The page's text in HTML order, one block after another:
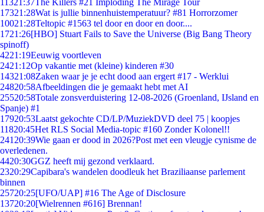
11321:37The Killers #21 Imploding The Mirage Tour
17321:28Wat is jullie binnenhuistemperatuur? #81 Horrorzomer
10021:28Teltopic #1563 tel door en door en door....
1721:26[HBO] Stuart Fails to Save the Universe (Big Bang Theory
spinoff)
4221:19Eeuwig voortleven
2421:12Op vakantie met (kleine) kinderen #30
14321:08Zaken waar je je echt dood aan ergert #17 - Werklui
24820:58Afbeeldingen die je gemaakt hebt met AI
25520:58Totale zonsverduistering 12-08-2026 (Groenland, IJsland en
Spanje) #1
17920:53Laatst gekochte CD/LP/MuziekDVD deel 75 | koopjes
11820:45Het RLS Social Media-topic #160 Zonder Kolonel!!
241 20:39Wie gaan er dood in 2026?Post met een vleugje cynisme de
overledenen.
4420:30GGZ heeft mij gezond verklaard.
2320:29Capibara's wandelen doodleuk het Braziliaanse parlement
binnen
25720:25[UFO/UAP] #16 The Age of Disclosure
13720:20[Wielrennen #616] Brennan!